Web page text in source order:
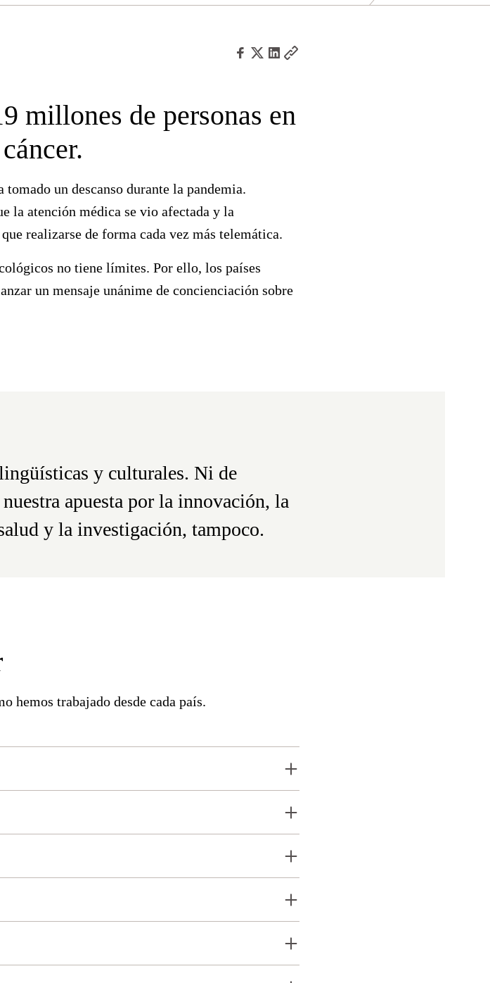
millones de personas en
tomado un descanso durante la pandemia.
la atención médica se vio afectada y la
realizarse de forma cada vez más telemática.
no tiene límites. Por ello, los países
un mensaje unánime de concienciación sobre
y culturales. Ni de
apuesta por la innovación, la
y la investigación, tampoco.
hemos trabajado desde cada país.